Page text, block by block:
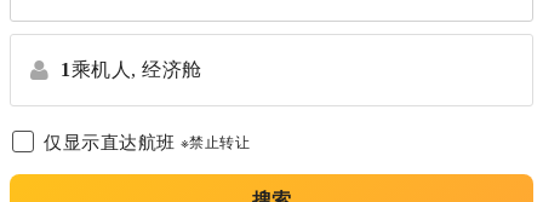
1乘机人, 经济舱
仅显示直达航班 ※禁止转让